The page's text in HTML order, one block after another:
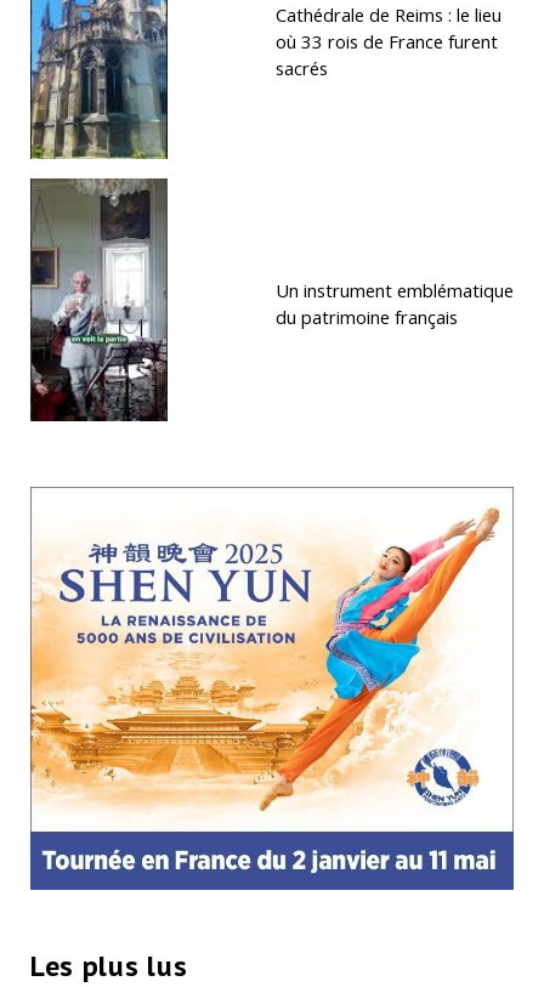
Cathédrale de Reims : le lieu
où 33 rois de France furent
sacrés
Un instrument emblématique
du patrimoine français
Les plus lus